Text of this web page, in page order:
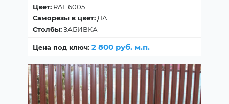
Цвет: RAL 6005
Саморезы в цвет: ДА
Столбы:ЗАБИВКА
Цена под ключ: 2 800 руб. м.п.